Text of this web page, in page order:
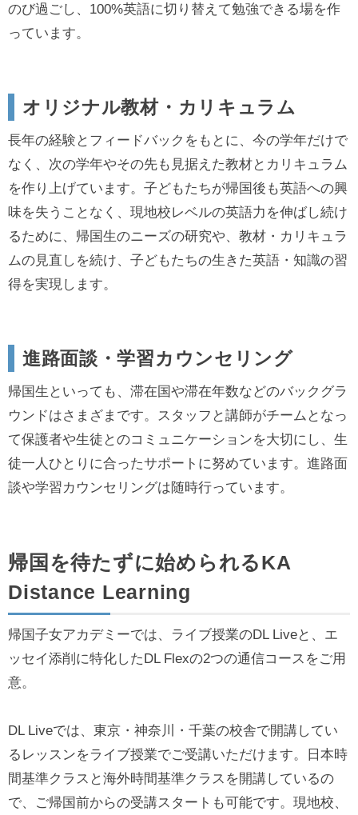
のび過ごし、100%英語に切り替えて勉強できる場を作
っています。
オリジナル教材・カリキュラム
長年の経験とフィードバックをもとに、今の学年だけで
なく、次の学年やその先も見据えた教材とカリキュラム
を作り上げています。子どもたちが帰国後も英語への興
味を失うことなく、現地校レベルの英語力を伸ばし続け
るために、帰国生のニーズの研究や、教材・カリキュラ
ムの見直しを続け、子どもたちの生きた英語・知識の習
得を実現します。
進路面談・学習カウンセリング
帰国生といっても、滞在国や滞在年数などのバックグラ
ウンドはさまざまです。スタッフと講師がチームとなっ
て保護者や生徒とのコミュニケーションを大切にし、生
徒一人ひとりに合ったサポートに努めています。進路面
談や学習カウンセリングは随時行っています。
帰国を待たずに始められるKA
Distance Learning
帰国子女アカデミーでは、ライブ授業のDL Liveと、エ
ッセイ添削に特化したDL Flexの2つの通信コースをご用
意。
DL Liveでは、東京・神奈川・千葉の校舎で開講してい
るレッスンをライブ授業でご受講いただけます。日本時
間基準クラスと海外時間基準クラスを開講しているの
で、ご帰国前からの受講スタートも可能です。現地校、